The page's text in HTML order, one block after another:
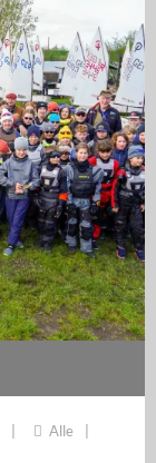
Alle